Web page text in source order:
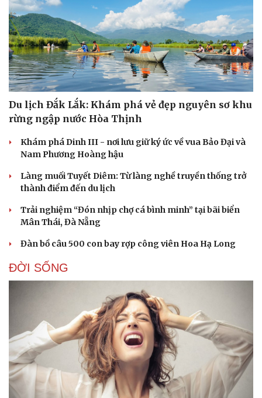
Âm nhạc
Di sản
Sao Việt
Du lịch Đắk Lắk: Khám phá vẻ đẹp nguyên sơ khu
rừng ngập nước Hòa Thịnh
Khám phá Dinh III - nơi lưu giữ ký ức về vua Bảo Đại và
Nam Phương Hoàng hậu
Làng muối Tuyết Diêm: Từ làng nghề truyền thống trở
thành điểm đến du lịch
Trải nghiệm “Đón nhịp chợ cá bình minh” tại bãi biển
Mân Thái, Đà Nẵng
Đàn bồ câu 500 con bay rợp công viên Hoa Hạ Long
ĐỜI SỐNG